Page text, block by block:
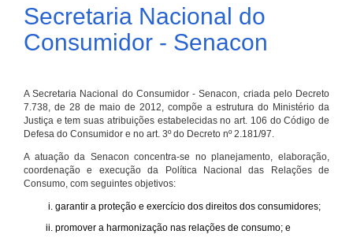
Secretaria Nacional do
Consumidor - Senacon
A Secretaria Nacional do Consumidor - Senacon, criada pelo Decreto
7.738, de 28 de maio de 2012, compõe a estrutura do Ministério da
Justiça e tem suas atribuições estabelecidas no art. 106 do Código de
Defesa do Consumidor e no art. 3º do Decreto nº 2.181/97.
A atuação da Senacon concentra-se no planejamento, elaboração,
coordenação e execução da Política Nacional das Relações de
Consumo, com seguintes objetivos:
garantir a proteção e exercício dos direitos dos consumidores;
promover a harmonização nas relações de consumo; e